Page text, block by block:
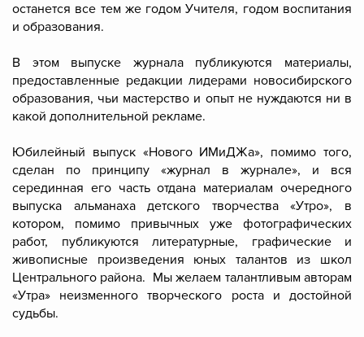
останется все тем же годом Учителя, годом воспитания
и образования.
В этом выпуске журнала публикуются материалы,
предоставленные редакции лидерами новосибирского
образования, чьи мастерство и опыт не нуждаются ни в
какой дополнительной рекламе.
Юбилейный выпуск «Нового ИМиДЖа», помимо того,
сделан по принципу «журнал в журнале», и вся
серединная его часть отдана материалам очередного
выпуска альманаха детского творчества «Утро», в
котором, помимо привычных уже фотографических
работ, публикуются литературные, графические и
живописные произведения юных талантов из школ
Центрального района. Мы желаем талантливым авторам
«Утра» неизменного творческого роста и достойной
судьбы.